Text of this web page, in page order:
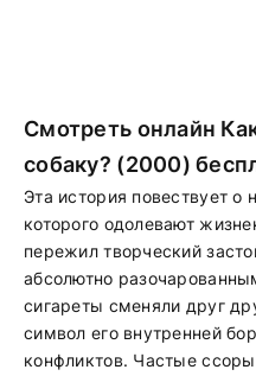
Смотреть онлайн
собаку? (2000)
Эта история повествует о
которого одолевают
пережил творческий
абсолютно
сигареты сменяли друг
символ его внутренней
конфликтов. Частые